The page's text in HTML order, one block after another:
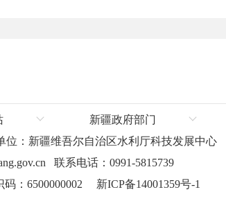
新疆政府部门
新疆维吾尔自治区人民政府
自治区发展和改革委员会
自治区教育厅
位：新疆维吾尔自治区水利厅科技发展中心
联系电话：0991-5815739
：6500000002
新ICP备14001359号-1